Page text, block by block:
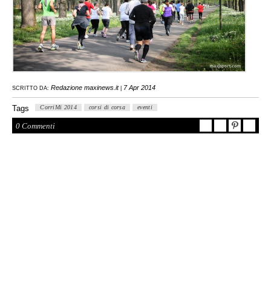
SCRITTO DA: Redazione maxinews.it 7 Apr 2014
Tags CorriMi 2014 corsi di corsa eventi
0 Commenti